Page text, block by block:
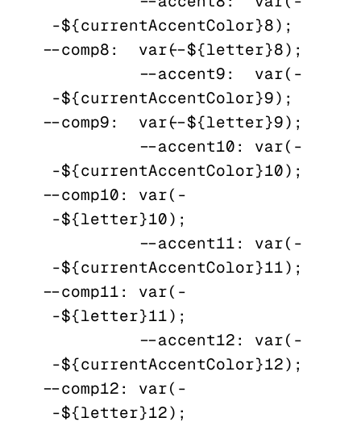
-${currentAccentColor}8);
--comp8:  var(--${letter}8);
          --accent9:  var(-
-${currentAccentColor}9);
--comp9:  var(--${letter}9);
          --accent10: var(-
-${currentAccentColor}10);
--comp10: var(-
-${letter}10);
          --accent11: var(-
-${currentAccentColor}11);
--comp11: var(-
-${letter}11);
          --accent12: var(-
-${currentAccentColor}12);
--comp12: var(-
-${letter}12);